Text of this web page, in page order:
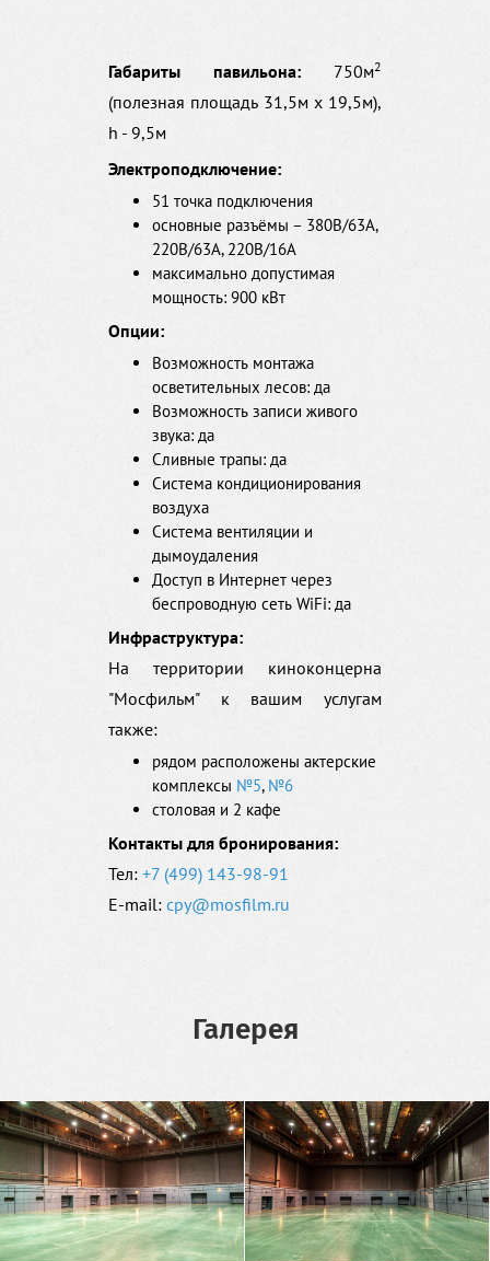
Габариты павильона: 750м2
(полезная площадь 31,5м х 19,5м),
h - 9,5м
Электроподключение:
51 точка подключения
основные разъёмы – 380В/63А,
220В/63А, 220В/16А
максимально допустимая
мощность: 900 кВт
Опции:
Возможность монтажа
осветительных лесов: да
Возможность записи живого
звука: да
Сливные трапы: да
Система кондиционирования
воздуха
Система вентиляции и
дымоудаления
Доступ в Интернет через
беспроводную сеть WiFi: да
Инфраструктура:
На территории киноконцерна
"Мосфильм" к вашим услугам
также:
рядом расположены актерские
комплексы №5, №6
столовая и 2 кафе
Контакты для бронирования:
Тел: +7 (499) 143-98-91
E-mail: cpy@mosfilm.ru
Галерея